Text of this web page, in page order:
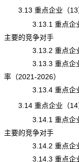
3.13 重点企业（13
3.13.1 重点企业（
主要的竞争对手
3.13.2 重点企业（
3.13.3 重点企业（
率（2021-2026）
3.13.4 重点企业（
3.14 重点企业（14
3.14.1 重点企业（
主要的竞争对手
3.14.2 重点企业（
3.14.3 重点企业（